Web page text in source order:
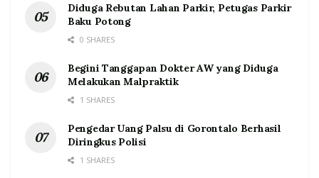
Diduga Rebutan Lahan Parkir, Petugas Parkir
Baku Potong
0 SHARES
Begini Tanggapan Dokter AW yang Diduga
Melakukan Malpraktik
1 SHARES
Pengedar Uang Palsu di Gorontalo Berhasil
Diringkus Polisi
1 SHARES